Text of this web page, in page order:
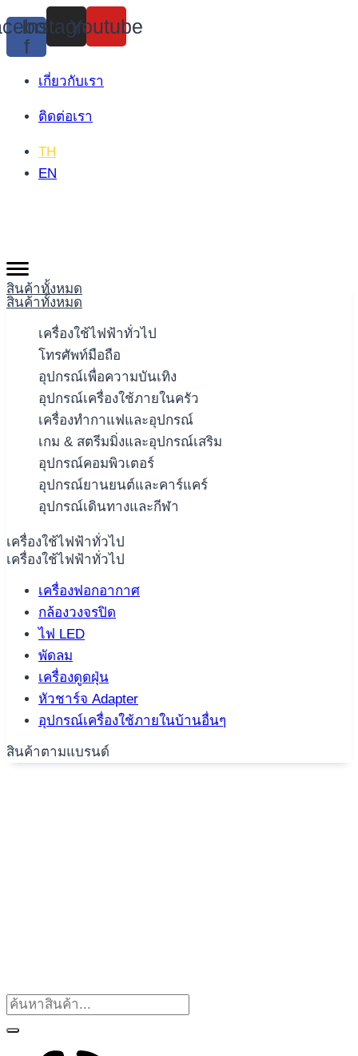
Skip
to
content
f
Instagram
Youtube
เกี่ยวกับเรา
ติดต่อเรา
TH
EN
สินค้าทั้งหมด
สินค้าทั้งหมด
เครื่องใช้ไฟฟ้าทั่วไป
โทรศัพท์มือถือ
อุปกรณ์เพื่อความบันเทิง
อุปกรณ์เครื่องใช้ภายในครัว
เครื่องทำกาแฟและอุปกรณ์
เกม & สตรีมมิ่งและอุปกรณ์เสริม
อุปกรณ์คอมพิวเตอร์
อุปกรณ์ยานยนต์และคาร์แคร์
อุปกรณ์เดินทางและกีฬา
เครื่องใช้ไฟฟ้าทั่วไป
เครื่องใช้ไฟฟ้าทั่วไป
เครื่องฟอกอากาศ
กล้องวงจรปิด
ไฟ LED
พัดลม
เครื่องดูดฝุ่น
หัวชาร์จ Adapter
อุปกรณ์เครื่องใช้ภายในบ้านอื่นๆ
สินค้าตามแบรนด์